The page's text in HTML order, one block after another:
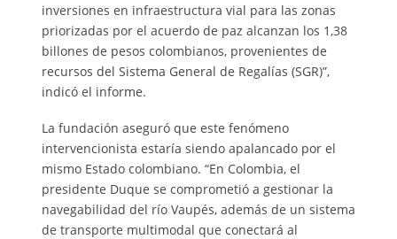
inversiones en infraestructura vial para las zonas
priorizadas por el acuerdo de paz alcanzan los 1,38
billones de pesos colombianos, provenientes de
recursos del Sistema General de Regalías (SGR)”,
indicó el informe.
La fundación aseguró que este fenómeno
intervencionista estaría siendo apalancado por el
mismo Estado colombiano. “En Colombia, el
presidente Duque se comprometió a gestionar la
navegabilidad del río Vaupés, además de un sistema
de transporte multimodal que conectará al